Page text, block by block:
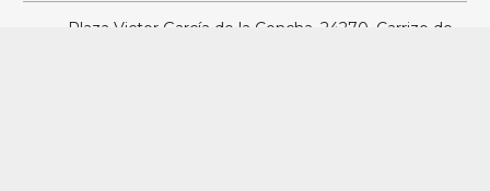
Plaza Victor García de la Concha, 24270, Carrizo de